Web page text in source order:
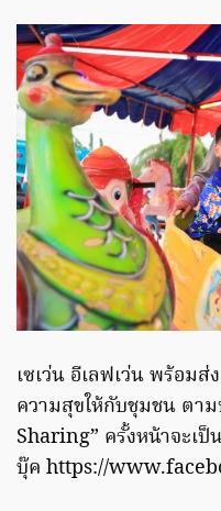
เซเว่น อีเลฟเว่น พร้อม
ความสุขให้กับชุมชน ตา
Sharing” ครั้งหน้าจะเ
บุ๊ค https://